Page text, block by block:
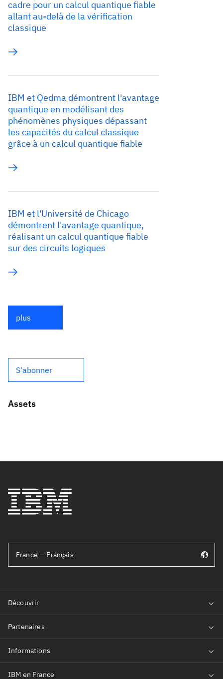
cadre pour un calcul quantique fiable
allant au-delà de la vérification
classique
IBM et Qedma démontrent l'avantage
quantique en modélisant des
phénomènes physiques dépassant
les capacités du calcul classique
grâce à un calcul quantique fiable
IBM et l'Université de Chicago
démontrent l'avantage quantique,
réalisant un calcul quantique fiable
sur des circuits logiques
plus
S'abonner
Assets
France — Français